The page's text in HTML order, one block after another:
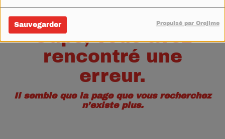
Sauvegarder Propulsé par Orejime
Oups, vous avez
rencontré une
erreur.
Il semble que la page que vous recherchez
n’existe plus.